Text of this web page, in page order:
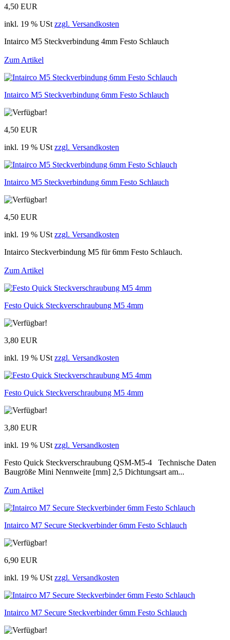
4,50 EUR
inkl. 19 % USt zzgl. Versandkosten
Intairco M5 Steckverbindung 4mm Festo Schlauch
Zum Artikel
Intairco M5 Steckverbindung 6mm Festo Schlauch
4,50 EUR
inkl. 19 % USt zzgl. Versandkosten
Intairco M5 Steckverbindung 6mm Festo Schlauch
4,50 EUR
inkl. 19 % USt zzgl. Versandkosten
Intairco Steckverbindung M5 für 6mm Festo Schlauch.
Zum Artikel
Festo Quick Steckverschraubung M5 4mm
3,80 EUR
inkl. 19 % USt zzgl. Versandkosten
Festo Quick Steckverschraubung M5 4mm
3,80 EUR
inkl. 19 % USt zzgl. Versandkosten
Festo Quick Steckverschraubung QSM-M5-4 Technische Daten
Baugröße Mini Nennweite [mm] 2,5 Dichtungsart am...
Zum Artikel
Intairco M7 Secure Steckverbinder 6mm Festo Schlauch
6,90 EUR
inkl. 19 % USt zzgl. Versandkosten
Intairco M7 Secure Steckverbinder 6mm Festo Schlauch